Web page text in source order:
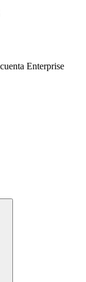
Enterprise